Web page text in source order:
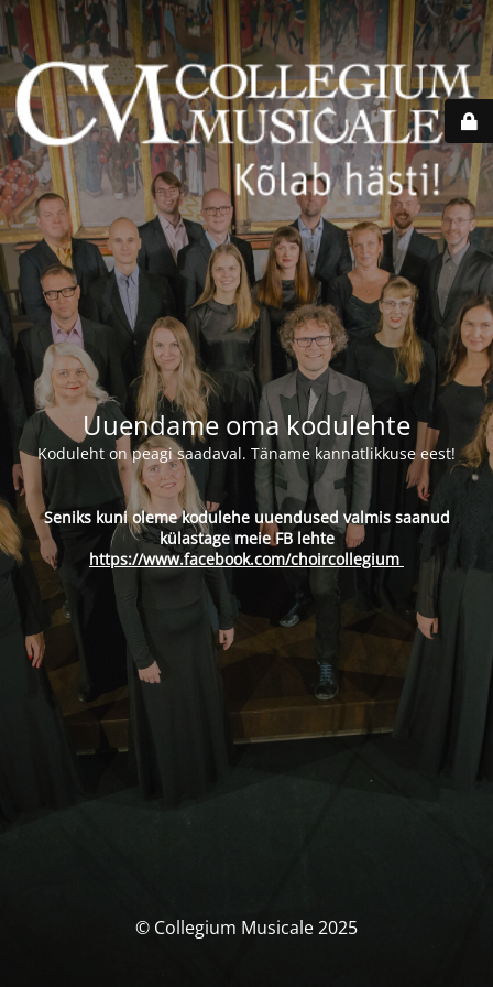
Uuendame oma kodulehte
Koduleht on peagi saadaval. Täname kannatlikkuse eest!
Seniks kuni oleme kodulehe uuendused valmis saanud
külastage meie FB lehte
https://www.facebook.com/choircollegium
© Collegium Musicale 2025